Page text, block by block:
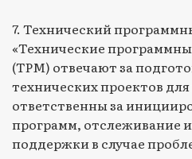
7. Технический
«Технические
(TPM) отвечают за
технических проектов
ответственны за
программ, отслеживание
поддержки в случае